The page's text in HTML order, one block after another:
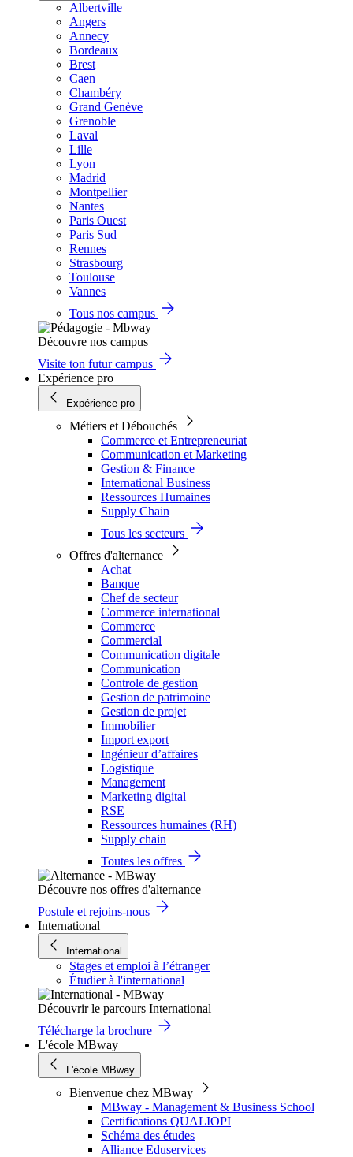
Albertville
Angers
Annecy
Bordeaux
Brest
Caen
Chambéry
Grand Genève
Grenoble
Laval
Lille
Lyon
Madrid
Montpellier
Nantes
Paris Ouest
Paris Sud
Rennes
Strasbourg
Toulouse
Vannes
Tous nos campus
Découvre nos campus
Visite ton futur campus
Expérience pro
Expérience pro
Métiers et Débouchés
Commerce et Entrepreneuriat
Communication et Marketing
Gestion & Finance
International Business
Ressources Humaines
Supply Chain
Tous les secteurs
Offres d'alternance
Achat
Banque
Chef de secteur
Commerce international
Commerce
Commercial
Communication digitale
Communication
Controle de gestion
Gestion de patrimoine
Gestion de projet
Immobilier
Import export
Ingénieur d’affaires
Logistique
Management
Marketing digital
RSE
Ressources humaines (RH)
Supply chain
Toutes les offres
Découvre nos offres d'alternance
Postule et rejoins-nous
International
International
Stages et emploi à l’étranger
Étudier à l'international
Découvrir le parcours International
Télécharge la brochure
L'école MBway
L'école MBway
Bienvenue chez MBway
MBway - Management & Business School
Certifications QUALIOPI
Schéma des études
Alliance Eduservices